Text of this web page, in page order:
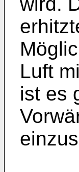
Luft
ist es